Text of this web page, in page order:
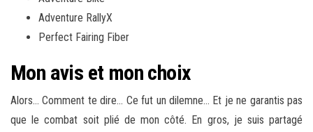
Adventure RallyX
Perfect Fairing Fiber
Mon avis et mon choix
Alors… Comment te dire… Ce fut un dilemne… Et je ne garantis pas
que le combat soit plié de mon côté. En gros, je suis partagé